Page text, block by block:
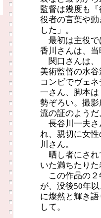
監督は幾度も
役者の言葉や
した」。
最初は主役で
香川さんは、
関口さんは、
美術監督の水
コンビでヴェ
一さん、脚本
勢ぞろい。撮
流の証のようだ
長谷川一夫さ
れ、親切に女
川さん。
晒し者にされ
いた満ちたり
この作品の２
が、没後50年
に燦然と輝き
して。